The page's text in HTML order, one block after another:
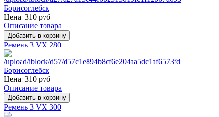
Цена: 310 руб
Описание товара
Ремень 3 VX 280
Цена: 310 руб
Описание товара
Ремень 3 VX 300